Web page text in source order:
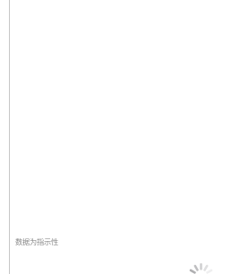
数据为指示性